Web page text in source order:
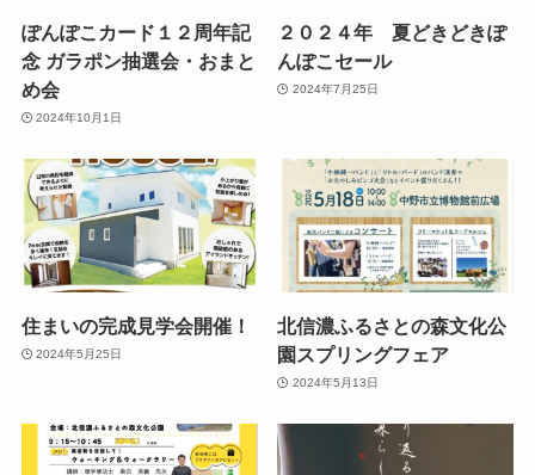
ぽんぽこカード１２周年記
念 ガラポン抽選会・おまと
め会
2024年10月1日
２０２４年 夏どきどきぽ
んぽこセール
2024年7月25日
住まいの完成見学会開催！
2024年5月25日
北信濃ふるさとの森文化公
園スプリングフェア
2024年5月13日